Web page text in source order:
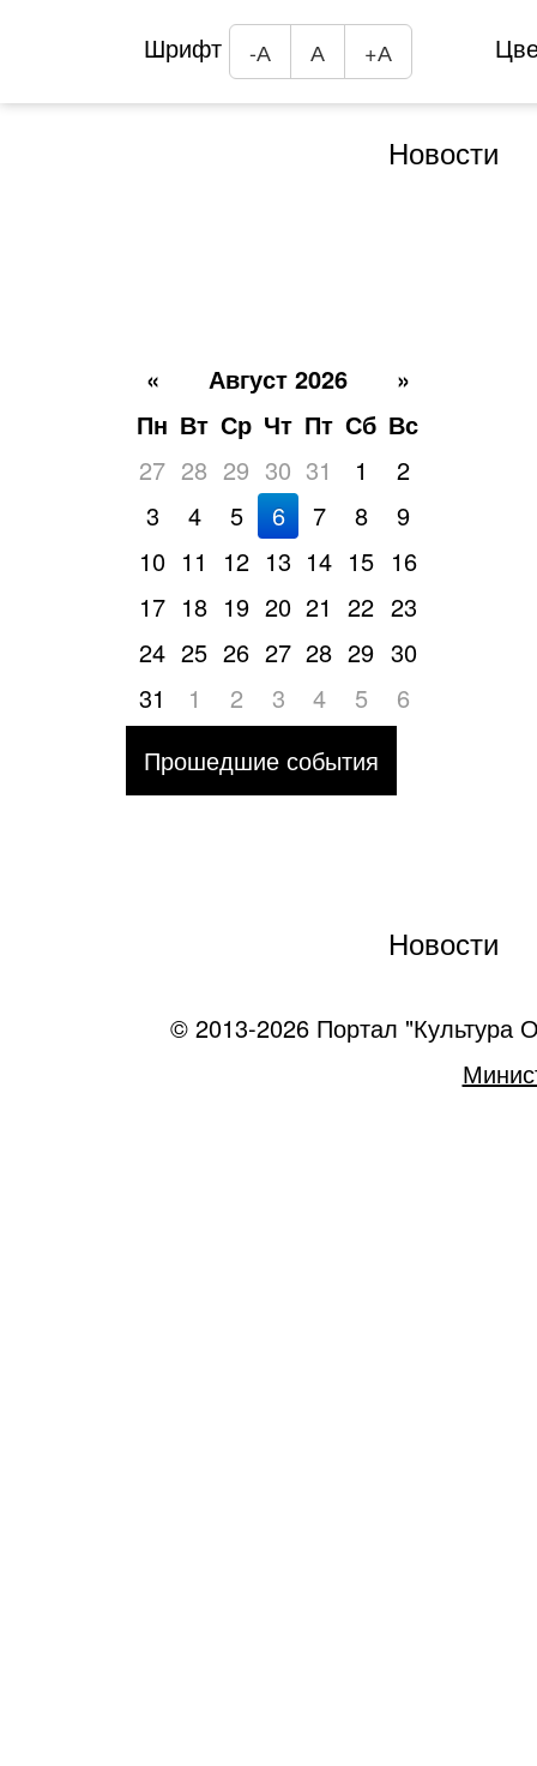
Шрифт -А А +А
Новости
« Август 2026
»
Пн Вт Ср Чт Пт Сб Вс
27 28 29 30 31 1
2
3
4 5 6 7 8
9
10 11 12 13 14 15 16
17 18 19 20 21 22 23
24 25 26 27 28 29 30
31
1 2 3 4 5
6
Прошедшие события
Новости
© 2013-2026 Портал "Культура